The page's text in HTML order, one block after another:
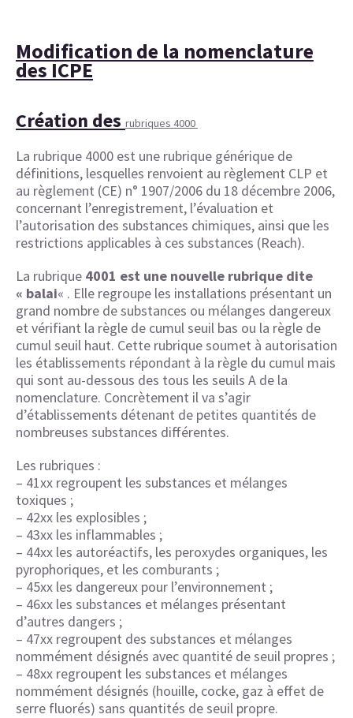
Modification de la nomenclature
des ICPE
Création des rubriques 4000
La rubrique 4000 est une rubrique générique de
définitions, lesquelles renvoient au règlement CLP et
au règlement (CE) n° 1907/2006 du 18 décembre 2006,
concernant l’enregistrement, l’évaluation et
l’autorisation des substances chimiques, ainsi que les
restrictions applicables à ces substances (Reach).
La rubrique 4001 est une nouvelle rubrique dite
« balai« . Elle regroupe les installations présentant un
grand nombre de substances ou mélanges dangereux
et vérifiant la règle de cumul seuil bas ou la règle de
cumul seuil haut. Cette rubrique soumet à autorisation
les établissements répondant à la règle du cumul mais
qui sont au-dessous des tous les seuils A de la
nomenclature. Concrètement il va s’agir
d’établissements détenant de petites quantités de
nombreuses substances différentes.
Les rubriques :
– 41xx regroupent les substances et mélanges
toxiques ;
– 42xx les explosibles ;
– 43xx les inflammables ;
– 44xx les autoréactifs, les peroxydes organiques, les
pyrophoriques, et les comburants ;
– 45xx les dangereux pour l’environnement ;
– 46xx les substances et mélanges présentant
d’autres dangers ;
– 47xx regroupent des substances et mélanges
nommément désignés avec quantité de seuil propres ;
– 48xx regroupent les substances et mélanges
nommément désignés (houille, cocke, gaz à effet de
serre fluorés) sans quantités de seuil propre.